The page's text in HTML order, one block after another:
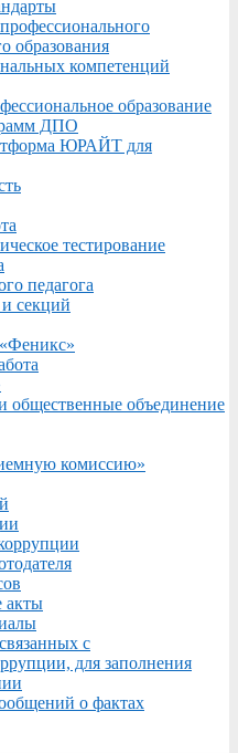
образования
компетенций
образование
ДПО
ЮРАЙТ для
тестирование
педагога
секций
общественные объединение
комиссию»
акты
с
для заполнения
о фактах